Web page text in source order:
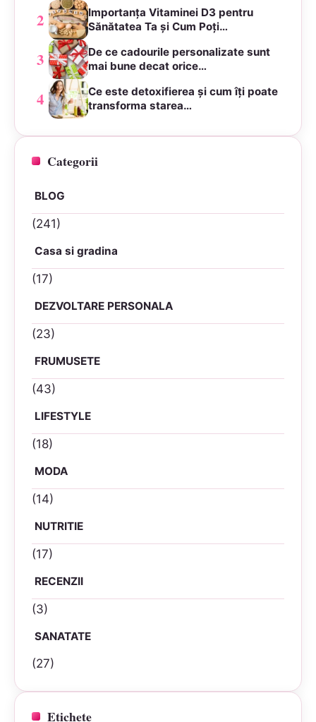
2
Importanța Vitaminei D3 pentru
Sănătatea Ta și Cum Poți…
3
De ce cadourile personalizate sunt
mai bune decat orice…
4
Ce este detoxifierea și cum îți poate
transforma starea…
Categorii
BLOG
(241)
Casa si gradina
(17)
DEZVOLTARE PERSONALA
(23)
FRUMUSETE
(43)
LIFESTYLE
(18)
MODA
(14)
NUTRITIE
(17)
RECENZII
(3)
SANATATE
(27)
Etichete